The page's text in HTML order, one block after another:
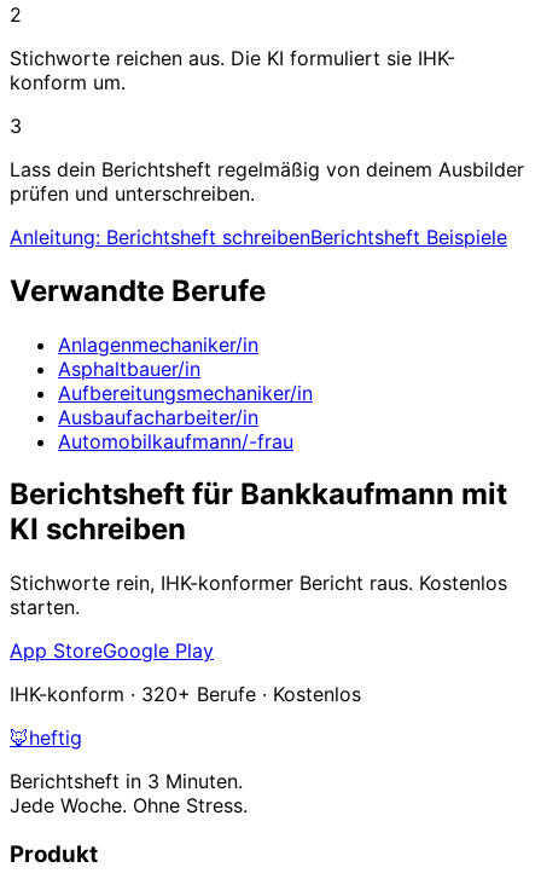
2
Stichworte reichen aus. Die KI formuliert sie IHK-
konform um.
3
Lass dein Berichtsheft regelmäßig von deinem Ausbilder
prüfen und unterschreiben.
Anleitung: Berichtsheft schreibenBerichtsheft Beispiele
Verwandte Berufe
Anlagenmechaniker/in
Asphaltbauer/in
Aufbereitungsmechaniker/in
Ausbaufacharbeiter/in
Automobilkaufmann/-frau
Berichtsheft für Bankkaufmann mit
KI schreiben
Stichworte rein, IHK-konformer Bericht raus. Kostenlos
starten.
App StoreGoogle Play
IHK-konform · 320+ Berufe · Kostenlos
🦊heftig
Berichtsheft in 3 Minuten.
Jede Woche. Ohne Stress.
Produkt